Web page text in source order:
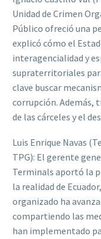
Unidad de Crimen
Público ofreció una
explicó cómo el
interagencialidad y
supraterritoriales
clave buscar
corrupción. Además,
de las cárceles y el
Luis Enrique Navas
TPG): El gerente
Terminals aportó la
la realidad de
organizado ha
compartiendo las
han implementado